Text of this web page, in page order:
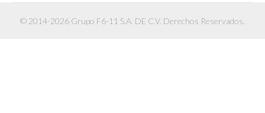
© 2014-2026 Grupo F6-11 S.A. DE C.V. Derechos Reservados.